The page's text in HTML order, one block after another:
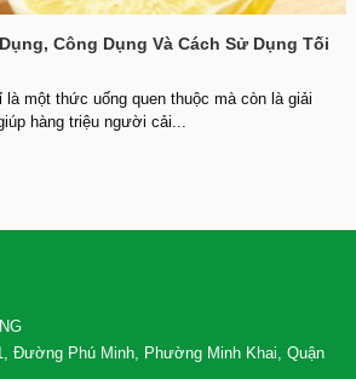
Công Dụng Và Cách Sử Dụng Tối
là một thức uống quen thuộc mà còn là giải
hàng triệu người cải...
Đường Phú Minh, Phường Minh Khai, Quận